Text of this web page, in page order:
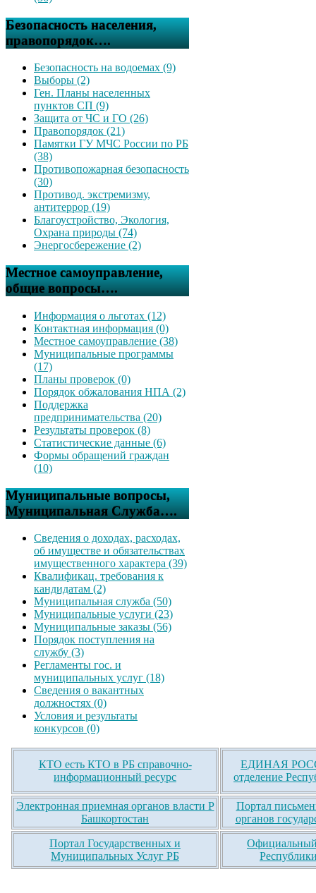
Безопасность населения,
правопорядок….
Безопасность на водоемах (9)
Выборы (2)
Ген. Планы населенных
пунктов СП (9)
Защита от ЧС и ГО (26)
Правопорядок (21)
Памятки ГУ МЧС России по РБ
(38)
Противопожарная безопасность
(30)
Противод. экстремизму,
антитеррор (19)
Благоустройство, Экология,
Охрана природы (74)
Энергосбережение (2)
Местное самоуправление,
общие вопросы….
Информация о льготах (12)
Контактная информация (0)
Местное самоуправление (38)
Муниципальные программы
(17)
Планы проверок (0)
Порядок обжалования НПА (2)
Поддержка
предпринимательства (20)
Результаты проверок (8)
Статистические данные (6)
Формы обращений граждан
(10)
Муниципальные вопросы,
Муниципальная Служба….
Сведения о доходах, расходах,
об имуществе и обязательствах
имущественного характера (39)
Квалификац. требования к
кандидатам (2)
Муниципальная служба (50)
Муниципальные услуги (23)
Муниципальные заказы (56)
Порядок поступления на
службу (3)
Регламенты гос. и
муниципальных услуг (18)
Сведения о вакантных
должностях (0)
Условия и результаты
конкурсов (0)
КТО есть КТО в РБ справочно-
информационный ресурс
ЕДИНАЯ
отделение
Электронная приемная органов власти Р
Башкортостан
Портал
органов
Портал Государственных и
Муниципальных Услуг РБ
Официальный